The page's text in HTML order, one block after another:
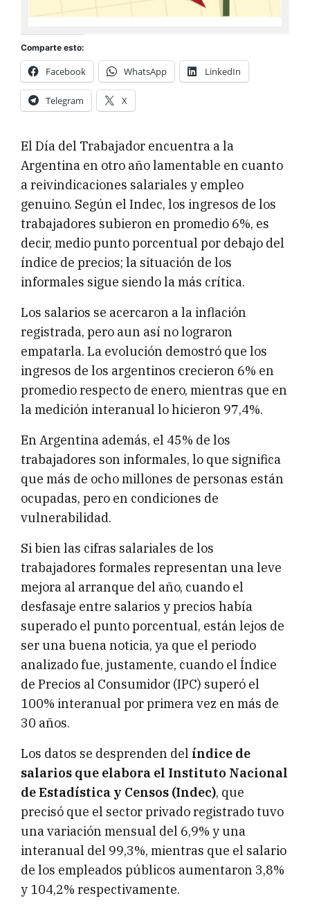
Comparte esto:
Facebook WhatsApp LinkedIn
Telegram X
El Día del Trabajador encuentra a la
Argentina en otro año lamentable en cuanto
a reivindicaciones salariales y empleo
genuino. Según el Indec, los ingresos de los
trabajadores subieron en promedio 6%, es
decir, medio punto porcentual por debajo del
índice de precios; la situación de los
informales sigue siendo la más crítica.
Los salarios se acercaron a la inflación
registrada, pero aun así no lograron
empatarla. La evolución demostró que los
ingresos de los argentinos crecieron 6% en
promedio respecto de enero, mientras que en
la medición interanual lo hicieron 97,4%.
En Argentina además, el 45% de los
trabajadores son informales, lo que significa
que más de ocho millones de personas están
ocupadas, pero en condiciones de
vulnerabilidad.
Si bien las cifras salariales de los
trabajadores formales representan una leve
mejora al arranque del año, cuando el
desfasaje entre salarios y precios había
superado el punto porcentual, están lejos de
ser una buena noticia, ya que el periodo
analizado fue, justamente, cuando el Índice
de Precios al Consumidor (IPC) superó el
100% interanual por primera vez en más de
30 años.
Los datos se desprenden del índice de
salarios que elabora el Instituto Nacional
de Estadística y Censos (Indec), que
precisó que el sector privado registrado tuvo
una variación mensual del 6,9% y una
interanual del 99,3%, mientras que el salario
de los empleados públicos aumentaron 3,8%
y 104,2% respectivamente.